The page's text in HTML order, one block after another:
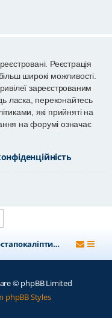
Реєстрація
широкі можливості.
зареєстрованим
ласка, переконайтесь
які прийняті на
на форумі означає
Постапокаліптичний форум
© phpBB Limited
phpBB Styles